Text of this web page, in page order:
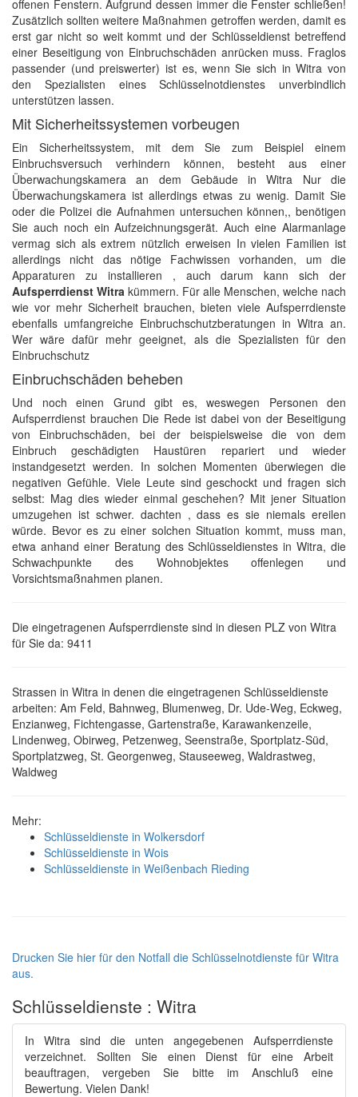
offenen Fenstern. Aufgrund dessen immer die Fenster schließen!
Zusätzlich sollten weitere Maßnahmen getroffen werden, damit es
erst gar nicht so weit kommt und der Schlüsseldienst betreffend
einer Beseitigung von Einbruchschäden anrücken muss. Fraglos
passender (und preiswerter) ist es, wenn Sie sich in Witra von
den Spezialisten eines Schlüsselnotdienstes unverbindlich
unterstützen lassen.
Mit Sicherheitssystemen vorbeugen
Ein Sicherheitssystem, mit dem Sie zum Beispiel einem
Einbruchsversuch verhindern können, besteht aus einer
Überwachungskamera an dem Gebäude in Witra Nur die
Überwachungskamera ist allerdings etwas zu wenig. Damit Sie
oder die Polizei die Aufnahmen untersuchen können,, benötigen
Sie auch noch ein Aufzeichnungsgerät. Auch eine Alarmanlage
vermag sich als extrem nützlich erweisen In vielen Familien ist
allerdings nicht das nötige Fachwissen vorhanden, um die
Apparaturen zu installieren , auch darum kann sich der
Aufsperrdienst Witra kümmern. Für alle Menschen, welche nach
wie vor mehr Sicherheit brauchen, bieten viele Aufsperrdienste
ebenfalls umfangreiche Einbruchschutzberatungen in Witra an.
Wer wäre dafür mehr geeignet, als die Spezialisten für den
Einbruchschutz
Einbruchschäden beheben
Und noch einen Grund gibt es, weswegen Personen den
Aufsperrdienst brauchen Die Rede ist dabei von der Beseitigung
von Einbruchschäden, bei der beispielsweise die von dem
Einbruch geschädigten Haustüren repariert und wieder
instandgesetzt werden. In solchen Momenten überwiegen die
negativen Gefühle. Viele Leute sind geschockt und fragen sich
selbst: Mag dies wieder einmal geschehen? Mit jener Situation
umzugehen ist schwer. dachten , dass es sie niemals ereilen
würde. Bevor es zu einer solchen Situation kommt, muss man,
etwa anhand einer Beratung des Schlüsseldienstes in Witra, die
Schwachpunkte des Wohnobjektes offenlegen und
Vorsichtsmaßnahmen planen.
Die eingetragenen Aufsperrdienste sind in diesen PLZ von Witra
für Sie da: 9411
Strassen in Witra in denen die eingetragenen Schlüsseldienste
arbeiten: Am Feld, Bahnweg, Blumenweg, Dr. Ude-Weg, Eckweg,
Enzianweg, Fichtengasse, Gartenstraße, Karawankenzeile,
Lindenweg, Obirweg, Petzenweg, Seenstraße, Sportplatz-Süd,
Sportplatzweg, St. Georgenweg, Stauseeweg, Waldrastweg,
Waldweg
Mehr:
Schlüsseldienste in Wolkersdorf
Schlüsseldienste in Wois
Schlüsseldienste in Weißenbach Rieding
Drucken Sie hier für den Notfall die Schlüsselnotdienste für Witra
aus.
Schlüsseldienste : Witra
In Witra sind die unten angegebenen Aufsperrdienste
verzeichnet. Sollten Sie einen Dienst für eine Arbeit
beauftragen, vergeben Sie bitte im Anschluß eine
Bewertung. Vielen Dank!